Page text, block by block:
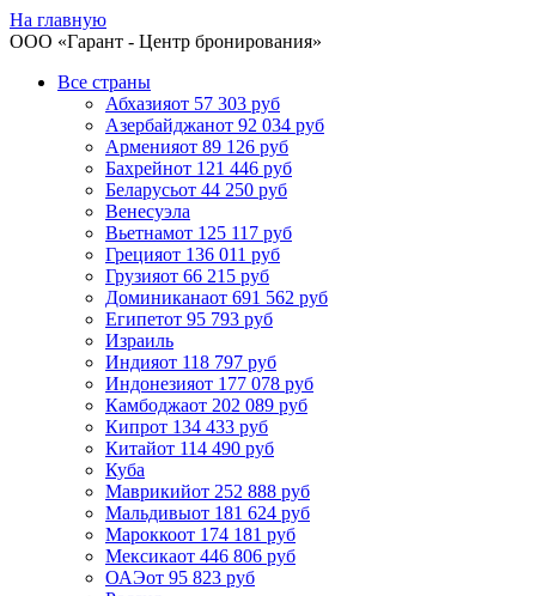
На главную
ООО «Гарант - Центр бронирования»
Все страны
Абхазияот 57 303 руб
Азербайджанот 92 034 руб
Арменияот 89 126 руб
Бахрейнот 121 446 руб
Беларусьот 44 250 руб
Венесуэла
Вьетнамот 125 117 руб
Грецияот 136 011 руб
Грузияот 66 215 руб
Доминиканаот 691 562 руб
Египетот 95 793 руб
Израиль
Индияот 118 797 руб
Индонезияот 177 078 руб
Камбоджаот 202 089 руб
Кипрот 134 433 руб
Китайот 114 490 руб
Куба
Маврикийот 252 888 руб
Мальдивыот 181 624 руб
Мароккоот 174 181 руб
Мексикаот 446 806 руб
ОАЭот 95 823 руб